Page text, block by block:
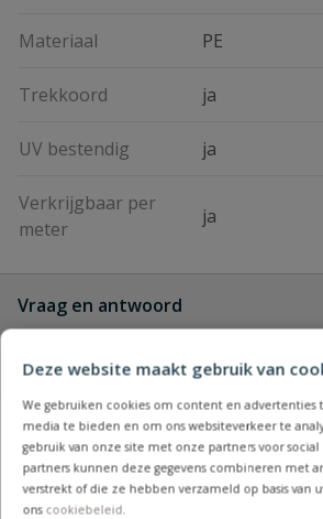
Deze website maakt gebruik van
We gebruiken cookies om content en advertenties
media te bieden en om ons websiteverkeer te
gebruik van onze site met onze partners voor
partners kunnen deze gegevens combineren met
verstrekt of die ze hebben verzameld op basis van
ons cookiebeleid.
Materiaal PE
Trekkoord ja
UV bestendig ja
Verkrijgbaar per
meter
ja
Vraag en antwoord
Heb je zelf ook een vraag
product?
Beoordelingen
Schrijf zelf een
Je beoordeelt:
Bijpassende producten